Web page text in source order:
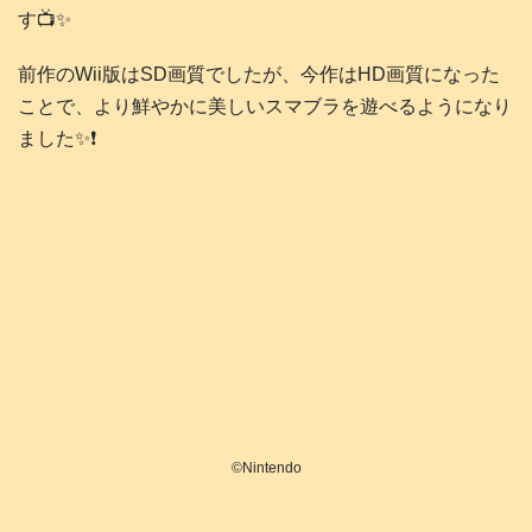
す📺️✨
前作のWii版はSD画質でしたが、今作はHD画質になった
ことで、より鮮やかに美しいスマブラを遊べるようになり
ました✨❗️
©️Nintendo